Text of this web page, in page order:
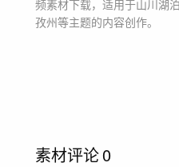
频素材下载，适用于山川湖
孜州等主题的内容创作。
素材评论0